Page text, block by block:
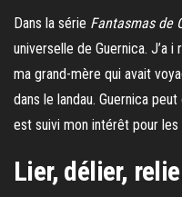
Dans la série Fantasmas de
universelle de Guernica. J’a
ma grand-mère qui avait
dans le landau. Guernica
est suivi mon intérêt pour les
Lier, délier,